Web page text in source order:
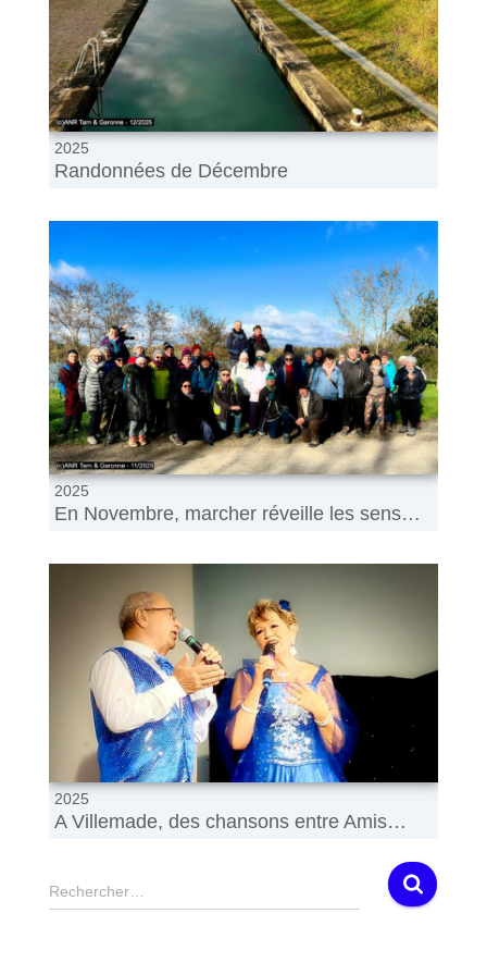
2025
Randonnées de Décembre
2025
En Novembre, marcher réveille les sens…
2025
A Villemade, des chansons entre Amis…
R
Rechercher…